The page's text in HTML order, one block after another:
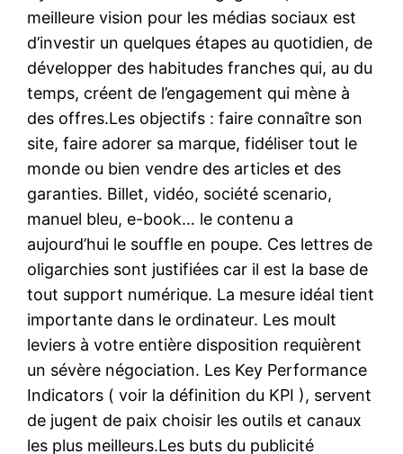
meilleure vision pour les médias sociaux est
d’investir un quelques étapes au quotidien, de
développer des habitudes franches qui, au du
temps, créent de l’engagement qui mène à
des offres.Les objectifs : faire connaître son
site, faire adorer sa marque, fidéliser tout le
monde ou bien vendre des articles et des
garanties. Billet, vidéo, société scenario,
manuel bleu, e-book… le contenu a
aujourd’hui le souffle en poupe. Ces lettres de
oligarchies sont justifiées car il est la base de
tout support numérique. La mesure idéal tient
importante dans le ordinateur. Les moult
leviers à votre entière disposition requièrent
un sévère négociation. Les Key Performance
Indicators ( voir la définition du KPI ), servent
de jugent de paix choisir les outils et canaux
les plus meilleurs.Les buts du publicité